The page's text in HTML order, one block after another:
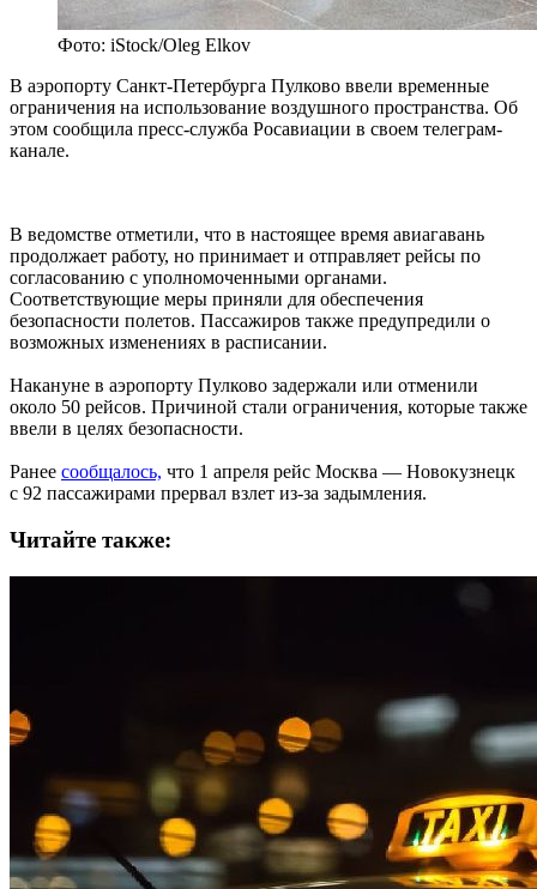
Фото: iStock/Oleg Elkov
В аэропорту Санкт-Петербурга Пулково ввели временные
ограничения на использование воздушного пространства. Об
этом сообщила пресс-служба Росавиации в своем телеграм-
канале.
В ведомстве отметили, что в настоящее время авиагавань
продолжает работу, но принимает и отправляет рейсы по
согласованию с уполномоченными органами.
Соответствующие меры приняли для обеспечения
безопасности полетов. Пассажиров также предупредили о
возможных изменениях в расписании.
Накануне в аэропорту Пулково задержали или отменили
около 50 рейсов. Причиной стали ограничения, которые также
ввели в целях безопасности.
Ранее сообщалось, что 1 апреля рейс Москва — Новокузнецк
с 92 пассажирами прервал взлет из-за задымления.
Читайте также: